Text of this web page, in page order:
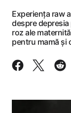
Experiența raw
despre
roz ale
pentru mamă și